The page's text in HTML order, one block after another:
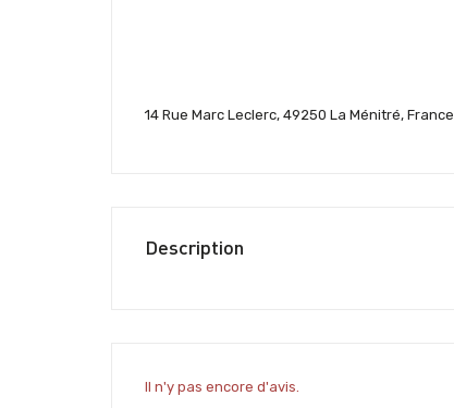
14 Rue Marc Leclerc, 49250 La Ménitré, France
Description
Il n'y pas encore d'avis.